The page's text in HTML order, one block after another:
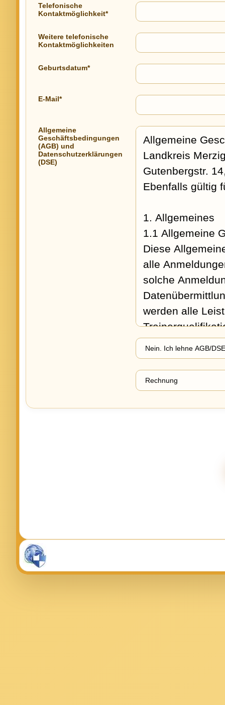
Telefonische
Kontaktmöglichkeit*
Weitere telefonische
Kontaktmöglichkeiten
Geburtsdatum*
E-Mail*
Allgemeine
Geschäftsbedingungen
(AGB) und
Datenschutzerklärungen
(DSE)